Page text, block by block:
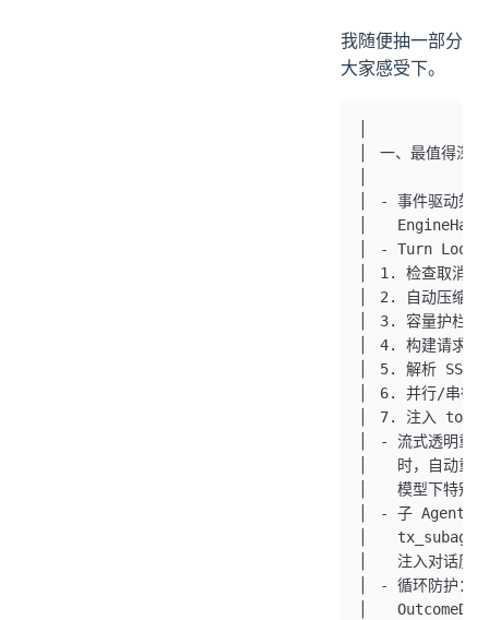
我随便抽一部分
大家感受下。
▏ 一、最值得深
▏ - 事件驱动架
▏
▏ - Turn Loop
▏ 1. 检查取消
▏ 2. 自动压缩（
▏ 3. 容量护栏
▏ 4. 构建请求 →
▏ 5. 解析
▏ 6. 并行/串行
▏ 7. 注入
▏ - 流式透明重
▏   时，自动重
▏   模型下特别
▏ - 子 Agent 完
▏
▏   注入对话历
▏ - 循环防护：
▏